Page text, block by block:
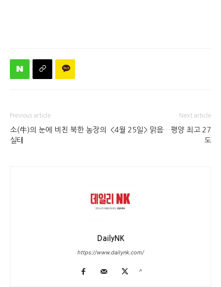
Previous article
소(牛)의 눈에 비친 북한 농장의
실태
Next article
<4월 25일> 맑음…평양 최고 27
도
DailyNK
https://www.dailynk.com/